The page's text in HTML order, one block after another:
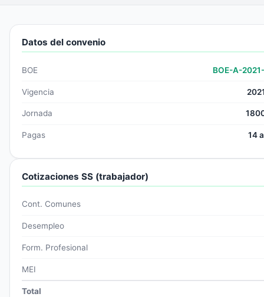
Datos del convenio
BOE BOE-A-
Vigencia
Jornada
Pagas 14
Cotizaciones SS (trabajador)
Cont. Comunes
Desempleo
Form. Profesional
MEI
Total